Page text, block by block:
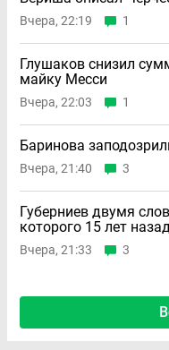
Вчера, 22:19 1
Глушаков снизил
майку Месси
Вчера, 22:03 1
Баринова
Вчера, 21:40 3
Губерниев двумя
которого 15 лет
Вчера, 21:33 3